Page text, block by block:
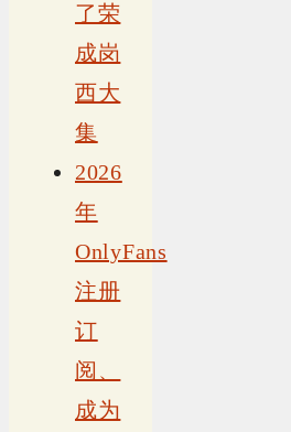
了荣
成岗
西大
集
2026
年
OnlyFans
注册
订
阅、
成为